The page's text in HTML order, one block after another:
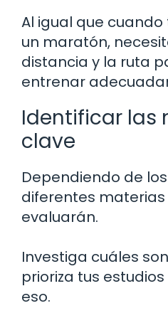
Al igual que
un maratón,
distancia y la ruta
entrenar
Identificar las
clave
Dependiendo de
diferentes
evaluarán.
Investiga cuáles
prioriza tus
eso.